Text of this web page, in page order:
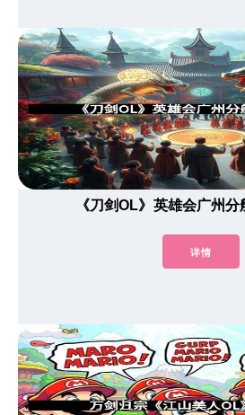
《刀剑OL》英雄会广州分
详情